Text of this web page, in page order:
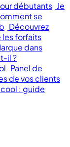
débutants Je
se
Découvrez
les forfaits
dans
il ?
Panel de
de vos clients
: guide